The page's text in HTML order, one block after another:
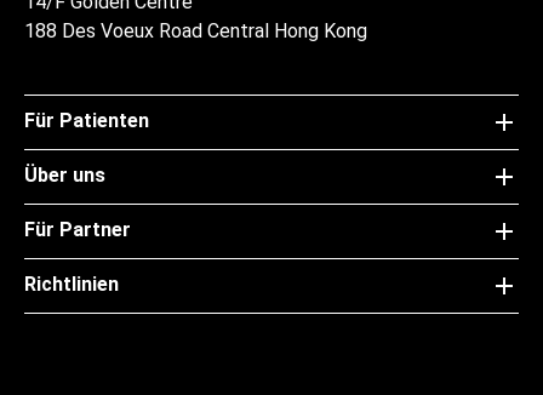
188 Des Voeux Road Central Hong Kong
Für Patienten
Über uns
Für Partner
Richtlinien